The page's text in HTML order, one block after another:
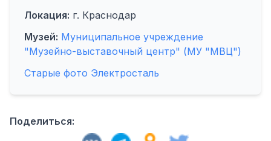
Локация: г. Краснодар
Музей: Муниципальное учреждение
"Музейно-выставочный центр" (МУ "МВЦ")
Старые фото Электросталь
Поделиться: